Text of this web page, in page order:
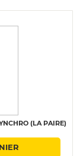
(LA PAIRE)